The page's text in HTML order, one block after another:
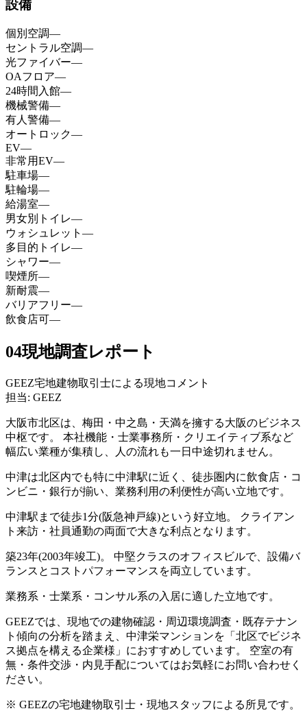
設備
個別空調—
セントラル空調—
光ファイバー—
OAフロア—
24時間入館—
機械警備—
有人警備—
オートロック—
EV—
非常用EV—
駐車場—
駐輪場—
給湯室—
男女別トイレ—
ウォシュレット —
多目的トイレ—
シャワー—
喫煙所—
新耐震—
バリアフリー—
飲食店可—
04現地調査レポート
GEEZ宅地建物取引士による現地コメント
担当: GEEZ
大阪市北区は、梅田・中之島・天満を擁する大阪のビジネス
中枢です。 本社機能・士業事務所・クリエイティブ系など
幅広い業種が集積し、人の流れも一日中途切れません。
中津は北区内でも特に中津駅に近く、徒歩圏内に飲食店・コ
ンビニ・銀行が揃い、業務利用の利便性が高い立地です。
中津駅まで徒歩1分(阪急神戸線)という好立地。 クライアン
ト来訪・社員通勤の両面で大きな利点となります。
築23年(2003年竣工)。 中堅クラスのオフィスビルで、設備バ
ランスとコストパフォーマンスを両立しています。
業務系・士業系・コンサル系の入居に適した立地です。
GEEZでは、現地での建物確認・周辺環境調査・既存テナン
ト傾向の分析を踏まえ、中津栄マンションを「北区でビジネ
ス拠点を構える企業様」におすすめしています。 空室の有
無・条件交渉・内見手配についてはお気軽にお問い合わせく
ださい。
※ GEEZの宅地建物取引士・現地スタッフによる所見です。